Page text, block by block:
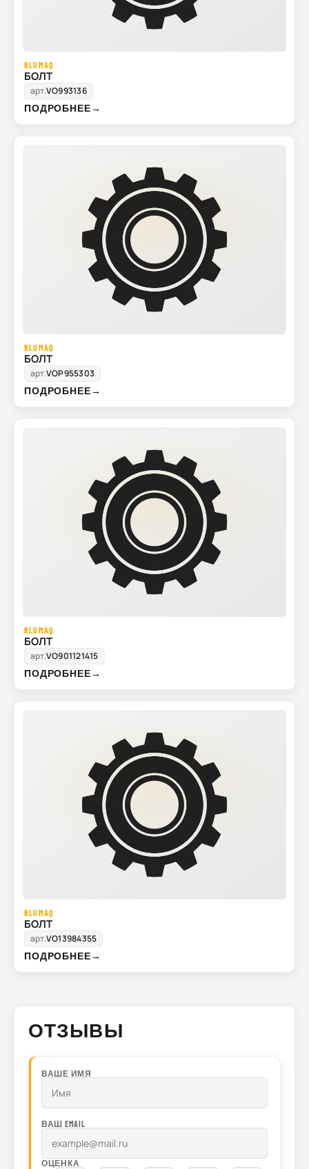
BLUMAQ
БОЛТ
арт.VO993136
ПОДРОБНЕЕ→
BLUMAQ
БОЛТ
арт.VOP955303
ПОДРОБНЕЕ→
BLUMAQ
БОЛТ
арт.VO901121415
ПОДРОБНЕЕ→
BLUMAQ
БОЛТ
арт.VO13984355
ПОДРОБНЕЕ→
ОТЗЫВЫ
ВАШЕ ИМЯ
ВАШ EMAIL
ОЦЕНКА